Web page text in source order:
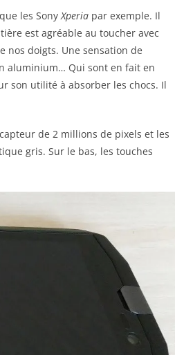
les SonyXperia par exemple. Il
est agréable au toucher avec
nos doigts. Une sensation de
aluminium… Qui sont en fait en
son utilité à absorber les chocs. Il
de 2 millions de pixels et les
gris. Sur le bas, les touches